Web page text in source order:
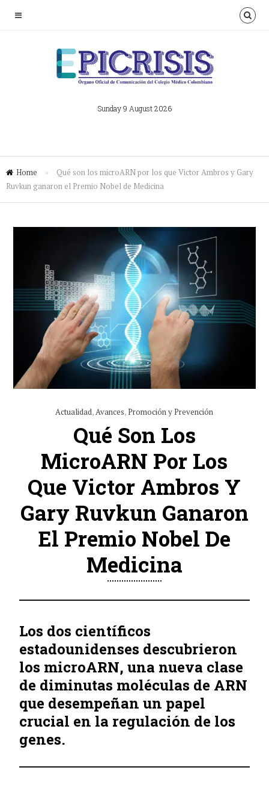
Sunday 9 August 2026
Home »
Qué son los microARN por los que Victor Ambros y Gary
Ruvkun ganaron el Premio Nobel de Medicina
Actualidad,Avances,Promoción y Prevención
Qué Son Los
MicroARN Por Los
Que Victor Ambros Y
Gary Ruvkun Ganaron
El Premio Nobel De
Medicina
Los dos científicos
estadounidenses descubrieron
los microARN, una nueva clase
de diminutas moléculas de ARN
que desempeñan un papel
crucial en la regulación de los
genes.